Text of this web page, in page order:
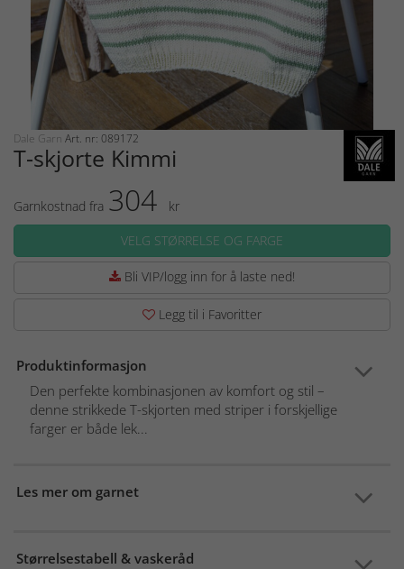
Dale Garn Art. nr: 089172
T-skjorte Kimmi
Garnkostnad fra 304
kr
VELG STØRRELSE OG FARGE
Bli VIP/logg inn for å laste ned!
Legg til i Favoritter
Produktinformasjon
Den perfekte kombinasjonen av komfort og stil –
denne strikkede T-skjorten med striper i forskjellige
farger er både lek...
Les mer om garnet
Størrelsestabell & vaskeråd